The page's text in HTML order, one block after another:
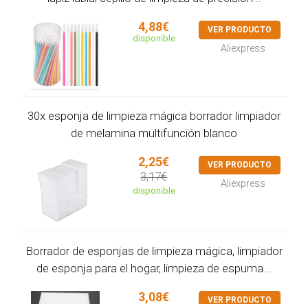
4,88€
disponible
VER PRODUCTO
Aliexpress
30x esponja de limpieza mágica borrador limpiador
de melamina multifunción blanco
2,25€
3,17€
disponible
VER PRODUCTO
Aliexpress
Borrador de esponjas de limpieza mágica, limpiador
de esponja para el hogar, limpieza de espuma...
3,08€ VER PRODUCTO